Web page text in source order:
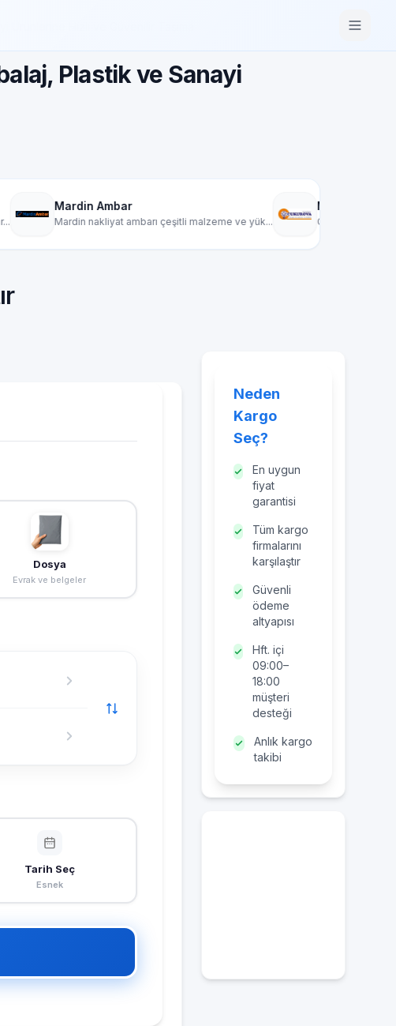
Plastik ve Sanayi
ambarı çeşitli malzeme ve yük...
MEGA ÇUKUROVA KARGO
Çukurova Kargo, yurt içi kargo ve
Dosya
Evrak ve belgeler
Tarih Seç
Esnek
Neden
Kargo
Seç?
En uygun
fiyat
garantisi
Tüm kargo
firmalarını
karşılaştır
Güvenli
ödeme
altyapısı
Hft. içi
09:00–
18:00
müşteri
desteği
Anlık kargo
takibi